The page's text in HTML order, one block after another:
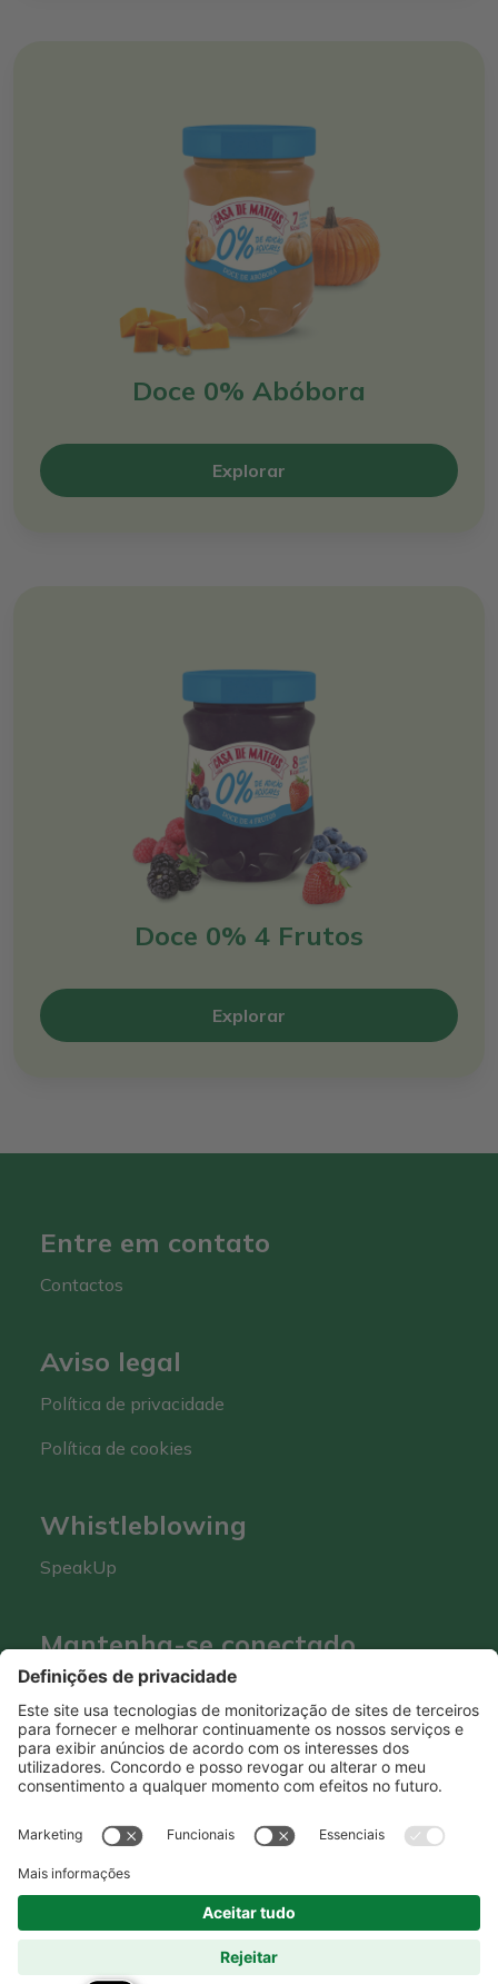
Doce 0% Abóbora
Explorar
Doce 0% 4 Frutos
Explorar
Entre em contato
Contactos
Aviso legal
Política de privacidade
Política de cookies
Whistleblowing
SpeakUp
Mantenha-se conectado
Hero Global
| Copyright © Hero 2026